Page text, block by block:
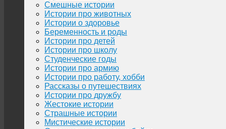
Смешные истории
Истории про животных
Истории о здоровье
Беременность и роды
Истории про детей
Истории про школу
Студенческие годы
Истории про армию
Истории про работу, хобби
Рассказы о путешествиях
Истории про дружбу
Жестокие истории
Страшные истории
Мистические истории